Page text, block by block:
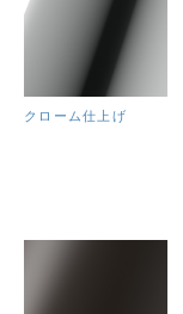
クローム仕上げ